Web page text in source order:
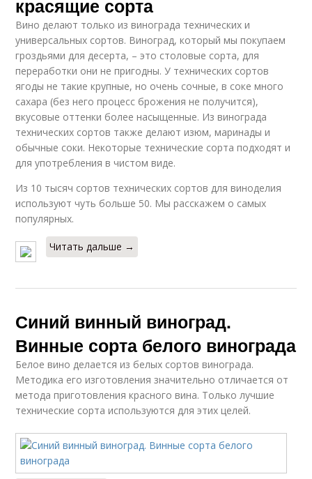
красящие сорта
Вино делают только из винограда технических и
универсальных сортов. Виноград, который мы покупаем
гроздьями для десерта, – это столовые сорта, для
переработки они не пригодны. У технических сортов
ягоды не такие крупные, но очень сочные, в соке много
сахара (без него процесс брожения не получится),
вкусовые оттенки более насыщенные. Из винограда
технических сортов также делают изюм, маринады и
обычные соки. Некоторые технические сорта подходят и
для употребления в чистом виде.
Из 10 тысяч сортов технических сортов для виноделия
используют чуть больше 50. Мы расскажем о самых
популярных.
Читать дальше →
Синий винный виноград.
Винные сорта белого винограда
Белое вино делается из белых сортов винограда.
Методика его изготовления значительно отличается от
метода приготовления красного вина. Только лучшие
технические сорта используются для этих целей.